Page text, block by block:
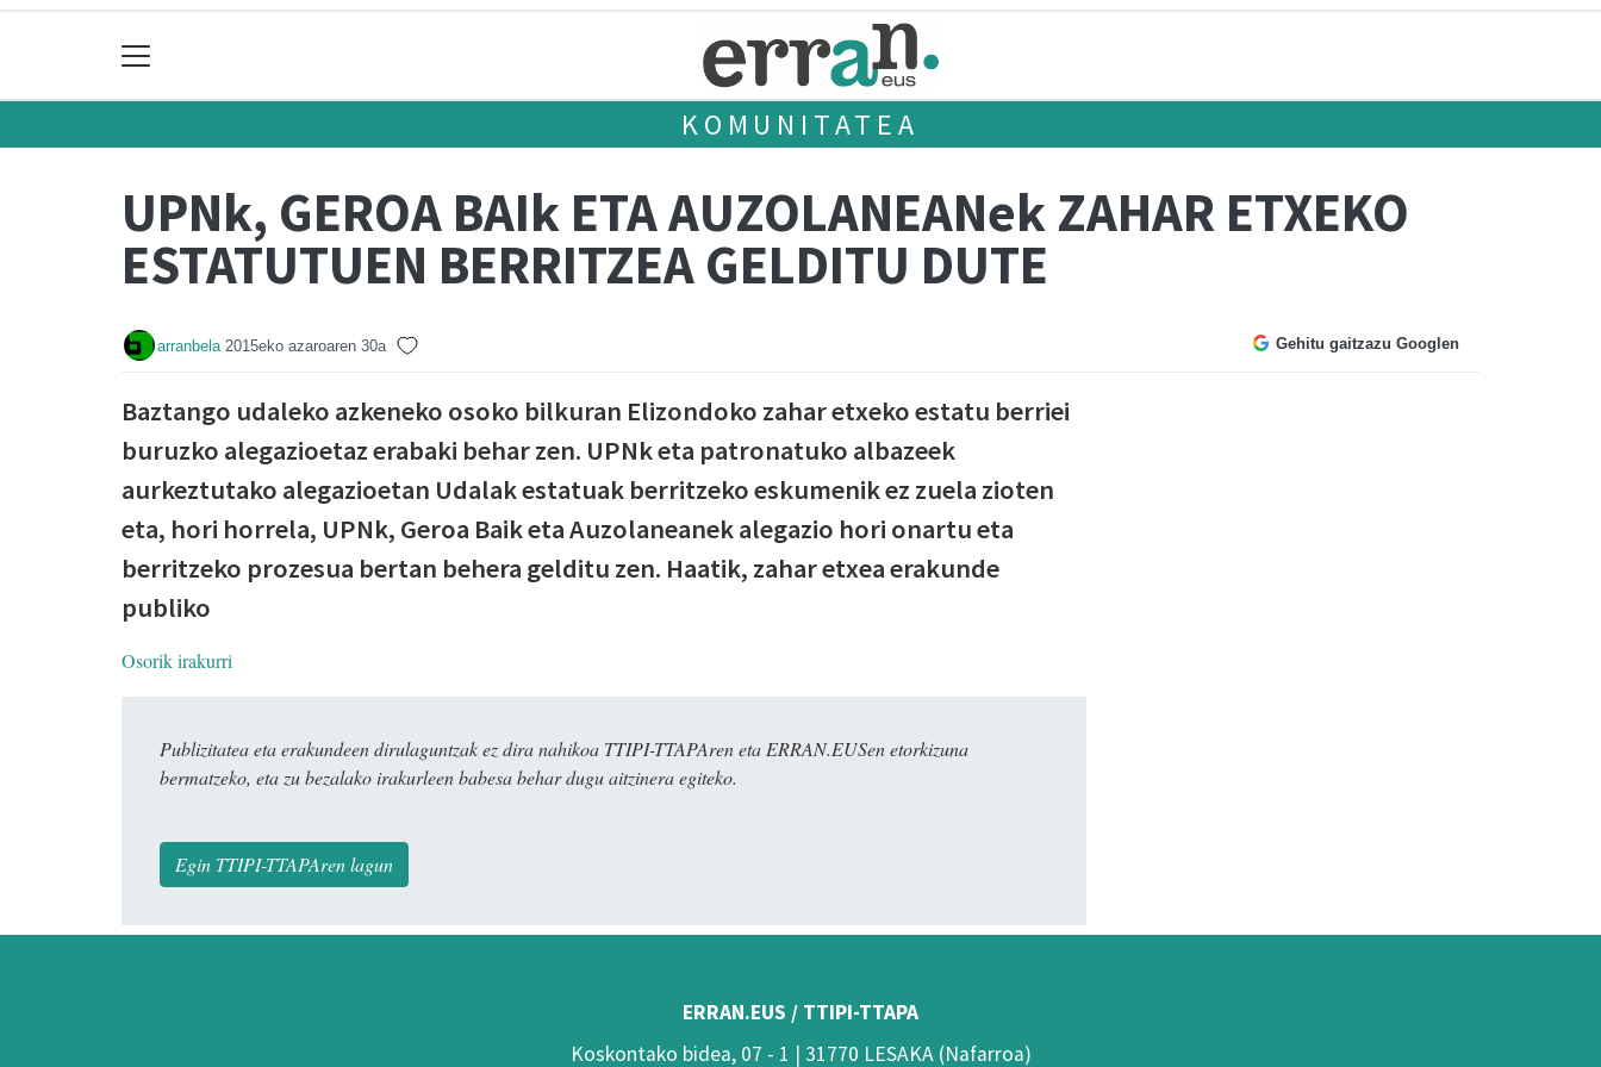
KOMUNITATEA
UPNk, GEROA BAIk ETA AUZOLANEANek ZAHAR ETXEKO
ESTATUTUEN BERRITZEA GELDITU DUTE
arranbela 2015eko azaroaren 30a Gehitu gaitzazu Googlen
Baztango udaleko azkeneko osoko bilkuran Elizondoko zahar etxeko estatu berriei
buruzko alegazioetaz erabaki behar zen. UPNk eta patronatuko albazeek
aurkeztutako alegazioetan Udalak estatuak berritzeko eskumenik ez zuela zioten
eta, hori horrela, UPNk, Geroa Baik eta Auzolaneanek alegazio hori onartu eta
berritzeko prozesua bertan behera gelditu zen. Haatik, zahar etxea erakunde
publiko
Osorik irakurri
Publizitatea eta erakundeen dirulaguntzak ez dira nahikoa TTIPI-TTAPAren eta ERRAN.EUSen etorkizuna
bermatzeko, eta zu bezalako irakurleen babesa behar dugu aitzinera egiteko.
Egin TTIPI-TTAPAren lagun
ERRAN.EUS / TTIPI-TTAPA
Koskontako bidea, 07 - 1 | 31770 LESAKA (Nafarroa)